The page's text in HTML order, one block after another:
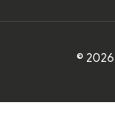
© 2026